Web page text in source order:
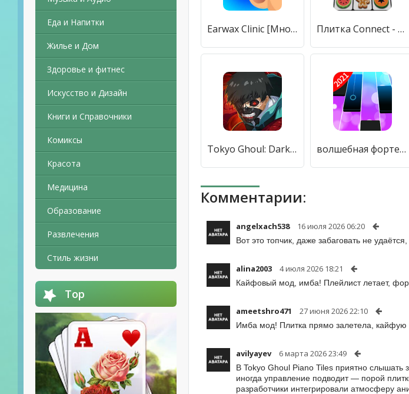
Еда и Напитки
Жилье и Дом
Здоровье и фитнес
Искусство и Дизайн
Книги и Справочники
Комиксы
Красота
Медицина
Образование
Развлечения
Стиль жизни
Top
Earwax Clinic [Много монет] Плитка Connect - Pair Matching [Много денег]
Tokyo Ghoul: Dark War [Бесплатные покупки] волшебная фортепианная плитка - фортепиано [Мод меню]
Комментарии:
angelxach538 16 июля 2026 06:20
Вот это топчик, даже забаговать не
alina2003 4 июля 2026 18:21
Кайфовый мод, имба! Плейлист летает,
ameetshro471 27 июня 2026 22:10
Имба мод! Плитка прямо залетела, кайфую
avilyayev 6 марта 2026 23:49
В Tokyo Ghoul Piano Tiles приятно слышать
иногда управление подводит — порой
разработчики интегрировали атмосферу